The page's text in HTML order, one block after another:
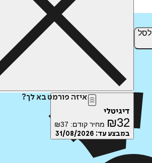
לסל
איזה פורמט בא לך?
דיגיטלי
₪32 מחיר קודם: ₪37
במבצע עד: 31/08/2026